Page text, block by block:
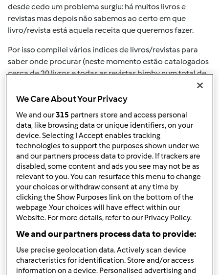
desde cedo um problema surgiu: há muitos livros e
revistas mas depois não sabemos ao certo em que
livro/revista está aquela receita que queremos fazer.
Por isso compilei vários indices de livros/revistas para
saber onde procurar (neste momento estão catalogados
cerca de 20 livros e todas as revistas bimby num total de
mais de 13000 receitas), como grande parte do trabalho
estava feito depois foi 'só' criar um site para ajudar
Podem testar e dar o vosso feedback, agradecemos
também que se alguém tiver outros livros que pretenda
colocar o índice online é só enviar as receitas listadas
que nós iremos adicionar.
A plataforma está disponível para desktop, iOS (iPhone e
iPad) e android (smartphone ou tablet).
o site:http://www.bimbit.pt
Obrigado
Topo
We Care About Your Privacy
We and our315 partners store and access personal
data, like browsing data or unique identifiers, on your
device. Selecting I Accept enables tracking
technologies to support the purposes shown under we
and our partners process data to provide. If trackers are
disabled, some content and ads you see may not be as
relevant to you. You can resurface this menu to change
your choices or withdraw consent at any time by
clicking the Show Purposes link on the bottom of the
webpage .Your choices will have effect within our
Website. For more details, refer to our Privacy Policy.
We and our partners process data to provide:
Use precise geolocation data. Actively scan device
characteristics for identification. Store and/or access
information on a device. Personalised advertising and